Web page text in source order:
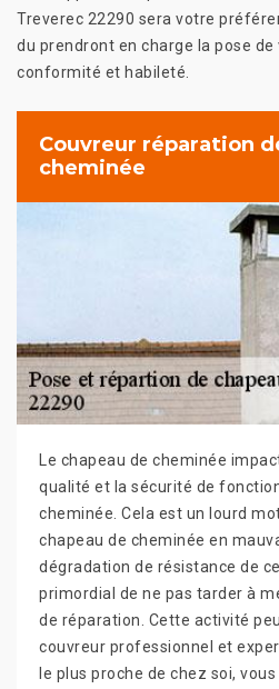
Treverec 22290 sera votre
du prendront en charge la pose
conformité et habileté.
Couvreur réparation
cheminée
Le chapeau de cheminée
qualité et la sécurité de
cheminée. Cela est un lourd
chapeau de cheminée en
dégradation de résistance de
primordial de ne pas tarder à
de réparation. Cette activité
couvreur professionnel et
le plus proche de chez soi,